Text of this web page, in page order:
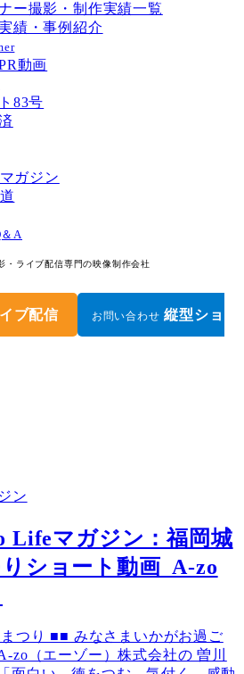
ー撮影・制作実績一覧
績・事例紹介
動画
83号
ガジン
＆A
・ライブ配信専門の映像制作会社
ブ配信 お問い合わせ 縦型ショ
ン
Lifeマガジン：福岡城
ショート動画_A-zo
つり ■■ みなさまいかがお過ご
zo（エーゾー）株式会社の 曽川